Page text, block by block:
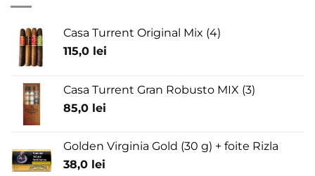
Casa Turrent Original Mix (4)
115,0 lei
Casa Turrent Gran Robusto MIX (3)
85,0 lei
Golden Virginia Gold (30 g) + foite Rizla
38,0 lei